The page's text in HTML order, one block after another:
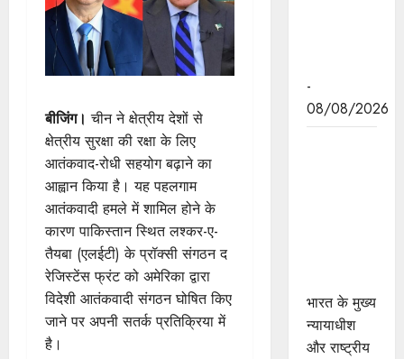
बीजिंग।चीन ने क्षेत्रीय देशों से
क्षेत्रीय सुरक्षा की रक्षा के लिए
आतंकवाद-रोधी सहयोग बढ़ाने का
आह्वान किया है। यह पहलगाम
आतंकवादी हमले में शामिल होने के
कारण पाकिस्तान स्थित लश्कर-ए-
तैयबा (एलईटी) के प्रॉक्सी संगठन द
रेजिस्टेंस फ्रंट को अमेरिका द्वारा
विदेशी आतंकवादी संगठन घोषित किए
जाने पर अपनी सतर्क प्रतिक्रिया में
है।
-
08/08/2026
भारत के मुख्य
न्यायाधीश
और राष्ट्रीय